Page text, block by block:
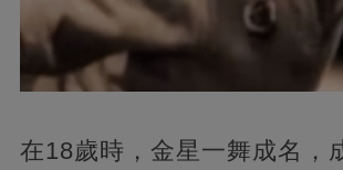
在18歲時，金星一舞成名，